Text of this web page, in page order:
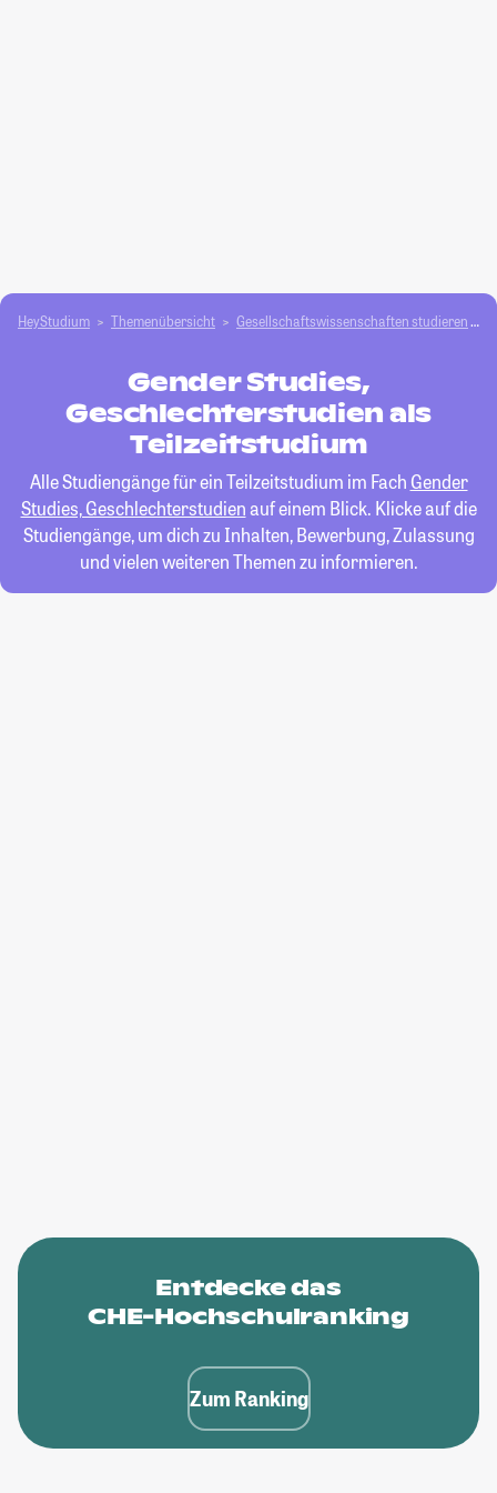
HeyStudium Themenübersicht Gesellschafts­­wissenschaften studieren
Gender Studies,
Geschlechterstudien als
Teilzeitstudium
Alle Studiengänge für ein Teilzeitstudium im Fach Gender
Studies, Geschlechterstudienauf einem Blick. Klicke auf die
Studiengänge, um dich zu Inhalten, Bewerbung, Zulassung
und vielen weiteren Themen zu informieren.
Entdecke das
CHE-Hochschulranking
Zum Ranking